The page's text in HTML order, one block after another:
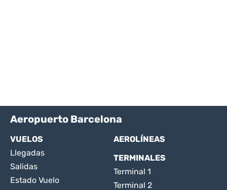
Aeropuerto Barcelona
VUELOS
Llegadas
Salidas
Estado Vuelo
AEROLÍNEAS
TERMINALES
Terminal 1
Terminal 2